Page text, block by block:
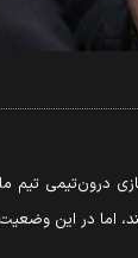
درون‌تیمی تیم
اما در این